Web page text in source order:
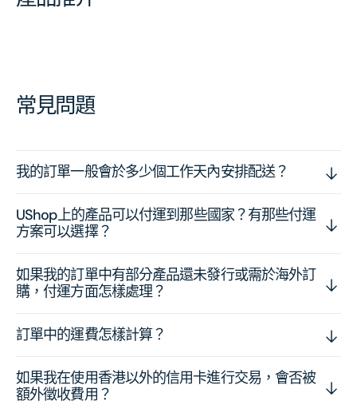
常見問題
我的訂單一般會於多少個工作天內安排配送？
UShop上的產品可以付運到那些國家？有那些付運
方案可以選擇？
如果我的訂單中有部分產品還未發行或需於海外訂
購，付運方面怎樣處理？
訂單中的運費怎樣計算？
如果我在使用香港以外的信用卡進行交易，會否被
額外徵收費用？